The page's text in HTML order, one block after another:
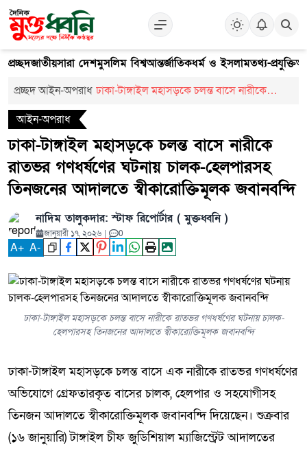
প্রচ্ছদজাতীয়সারা দেশমুসলিম বিশ্বআন্তর্জাতিকধর্ম ও ইসলামতথ্য-প্রযুক্তি
প্রচ্ছদ আইন-অপরাধ ঢাকা-টাঙ্গাইল মহাসড়কে চলন্ত বাসে নারীকে
আইন-অপরাধ
ঢাকা-টাঙ্গাইল মহাসড়কে চলন্ত বাসে নারীকে
রাতভর গণধর্ষণের ঘটনায় চালক-হেলপারসহ
তিনজনের আদালতে স্বীকারোক্তিমূলক জবানবন্দি
নাদিম তালুকদার: স্টাফ রিপোর্টার ( মুক্তধ্বনি )
জানুয়ারী ১৭, ২০২৬ | 0
A+ A-
ঢাকা-টাঙ্গাইল মহাসড়কে চলন্ত বাসে নারীকে রাতভর গণধর্ষণের ঘটনায় চালক-
হেলপারসহ তিনজনের আদালতে স্বীকারোক্তিমূলক জবানবন্দি
ঢাকা-টাঙ্গাইল মহাসড়কে চলন্ত বাসে এক নারীকে রাতভর গণধর্ষণের
অভিযোগে গ্রেফতারকৃত বাসের চালক, হেলপার ও সহযোগীসহ
তিনজন আদালতে স্বীকারোক্তিমূলক জবানবন্দি দিয়েছেন। শুক্রবার
(১৬ জানুয়ারি) টাঙ্গাইল চীফ জুডিশিয়াল ম্যাজিস্ট্রেট আদালতের